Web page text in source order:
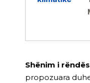
Shënim i
propozuara